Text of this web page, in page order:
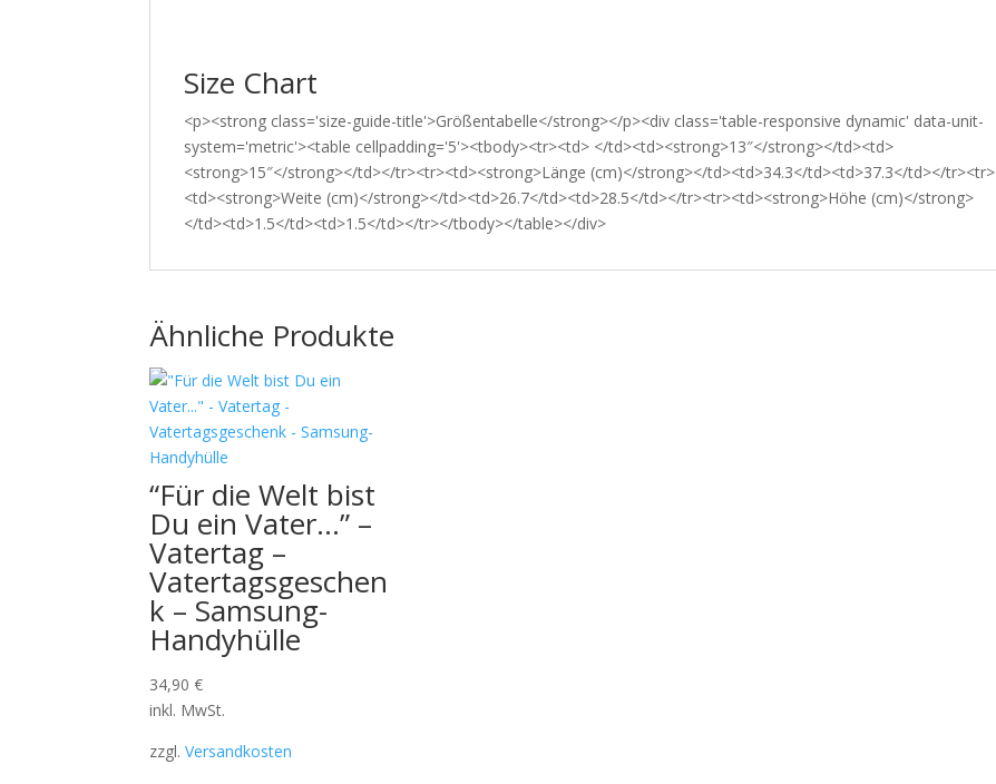
Size Chart
<p><strong class='size-guide-title'>Größentabelle</strong></p><div class='table-responsive dynamic' data-unit-
system='metric'><table cellpadding='5'><tbody><tr><td> </td><td><strong>13″</strong></td><td>
<strong>15″</strong></td></tr><tr><td><strong>Länge (cm)</strong></td><td>34.3</td><td>37.3</td></tr><tr>
<td><strong>Weite (cm)</strong></td><td>26.7</td><td>28.5</td></tr><tr><td><strong>Höhe (cm)</strong>
</td><td>1.5</td><td>1.5</td></tr></tbody></table></div>
Ähnliche Produkte
“Für die Welt bist
Du ein Vater…” –
Vatertag –
Vatertagsgeschen
k – Samsung-
Handyhülle
34,90€
inkl. MwSt.
zzgl.Versandkosten